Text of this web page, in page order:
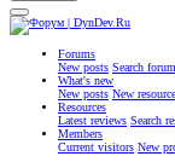
Forums
New posts Search
What's new
New posts New
Resources
Latest reviews Search
Members
Current visitors New